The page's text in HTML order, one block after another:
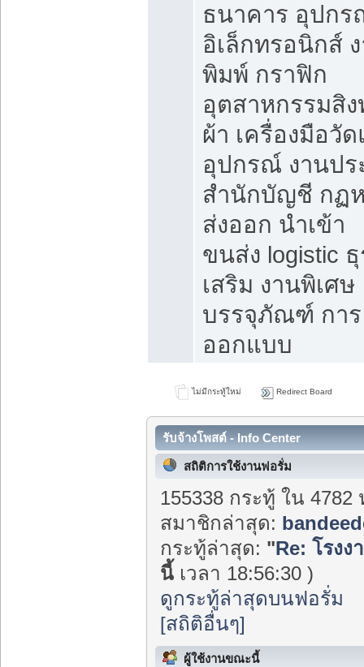
ธนาคาร อุปก
อิเล็กทรอนิกส์
พิมพ์ กราฟิก
อุตสาหกรรมสิ
ผ้า เครื่องมือวั
อุปกรณ์ งานปร
สำนักบัญชี กฏ
ส่งออก นำเข้า
ขนส่ง logistic
เสริม งานพิเศษ
บรรจุภัณฑ์ การ
ออกแบบ
ไม่มีกระทู้ใหม่ Redirect Board
รับจ้างโพสต์ - Info Center
สถิติการใช้งานฟอรั่ม
155338 กระทู้ ใน
สมาชิกล่าสุด:
กระทู้ล่าสุด: "Re: โรง
นี้ เวลา 18:56:30 )
ดูกระทู้ล่าสุดบนฟอรั่ม
[สถิติอื่นๆ]
ผู้ใช้งานขณะนี้